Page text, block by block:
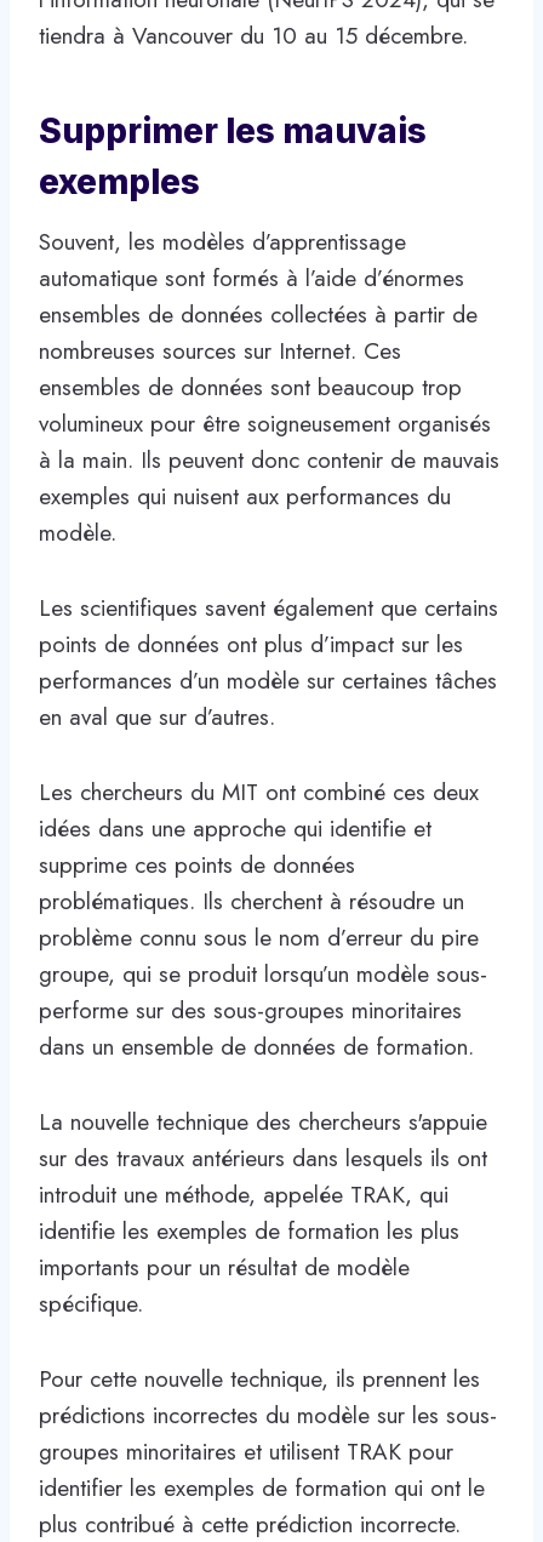
tiendra à Vancouver du 10 au 15 décembre.
Supprimer les mauvais
exemples
Souvent, les modèles d’apprentissage
automatique sont formés à l’aide d’énormes
ensembles de données collectées à partir de
nombreuses sources sur Internet. Ces
ensembles de données sont beaucoup trop
volumineux pour être soigneusement organisés
à la main. Ils peuvent donc contenir de mauvais
exemples qui nuisent aux performances du
modèle.
Les scientifiques savent également que certains
points de données ont plus d’impact sur les
performances d’un modèle sur certaines tâches
en aval que sur d’autres.
Les chercheurs du MIT ont combiné ces deux
idées dans une approche qui identifie et
supprime ces points de données
problématiques. Ils cherchent à résoudre un
problème connu sous le nom d’erreur du pire
groupe, qui se produit lorsqu’un modèle sous-
performe sur des sous-groupes minoritaires
dans un ensemble de données de formation.
La nouvelle technique des chercheurs s'appuie
sur des travaux antérieurs dans lesquels ils ont
introduit une méthode, appelée TRAK, qui
identifie les exemples de formation les plus
importants pour un résultat de modèle
spécifique.
Pour cette nouvelle technique, ils prennent les
prédictions incorrectes du modèle sur les sous-
groupes minoritaires et utilisent TRAK pour
identifier les exemples de formation qui ont le
plus contribué à cette prédiction incorrecte.